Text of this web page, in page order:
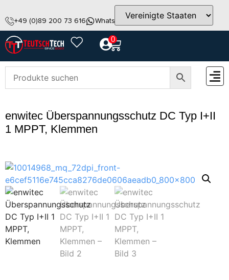
+49 (0)89 200 73 616 WhatsApp info@teutschtech.com
0
enwitec Überspannungsschutz DC Typ I+II
1 MPPT, Klemmen